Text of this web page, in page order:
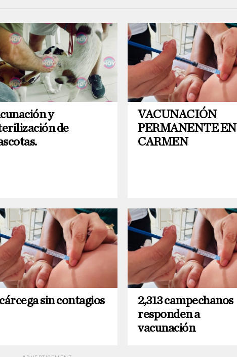
y
de
VACUNACIÓN
PERMANENTE EN
CARMEN
sin contagios
2,313 campechanos
responden a
vacunación